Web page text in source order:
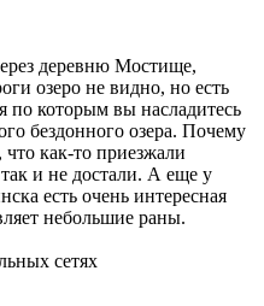
деревню Мостище,
озеро не видно, но есть
по которым вы насладитесь
бездонного озера. Почему
как-то приезжали
и не достали. А еще у
есть очень интересная
небольшие раны.
сетях